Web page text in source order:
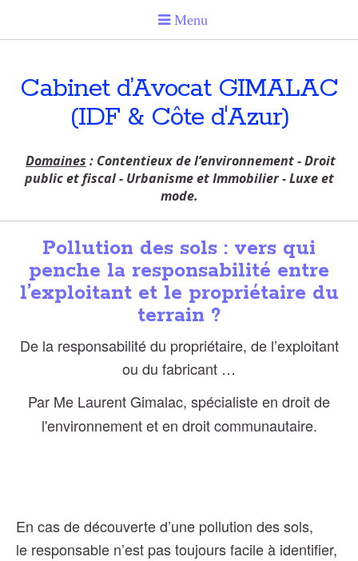
Cabinet d’Avocat GIMALAC
(IDF & Côte d'Azur)
Domaines : Contentieux de l’environnement - Droit
public et fiscal - Urbanisme et Immobilier - Luxe et
mode.
Pollution des sols : vers qui
penche la responsabilité entre
l’exploitant et le propriétaire du
terrain ?
De la responsabilité du propriétaire, de l’exploitant
ou du fabricant …
Par Me Laurent Gimalac, spécialiste en droit de
l'environnement et en droit communautaire.
En cas de découverte d’une pollution des sols,
le responsable n’est pas toujours facile à identifier,